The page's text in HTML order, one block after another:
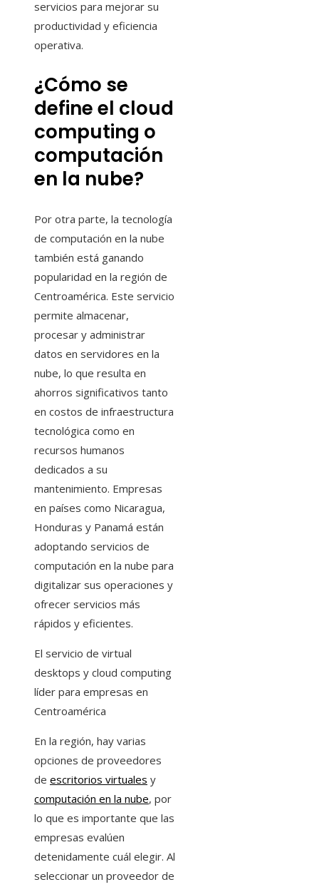
servicios para mejorar su
productividad y eficiencia
operativa.
¿Cómo se
define el cloud
computing o
computación
en la nube?
Por otra parte, la tecnología
de computación en la nube
también está ganando
popularidad en la región de
Centroamérica. Este servicio
permite almacenar,
procesar y administrar
datos en servidores en la
nube, lo que resulta en
ahorros significativos tanto
en costos de infraestructura
tecnológica como en
recursos humanos
dedicados a su
mantenimiento. Empresas
en países como Nicaragua,
Honduras y Panamá están
adoptando servicios de
computación en la nube para
digitalizar sus operaciones y
ofrecer servicios más
rápidos y eficientes.
El servicio de virtual
desktops y cloud computing
líder para empresas en
Centroamérica
En la región, hay varias
opciones de proveedores
de escritorios virtuales y
computación en la nube, por
lo que es importante que las
empresas evalúen
detenidamente cuál elegir. Al
seleccionar un proveedor de